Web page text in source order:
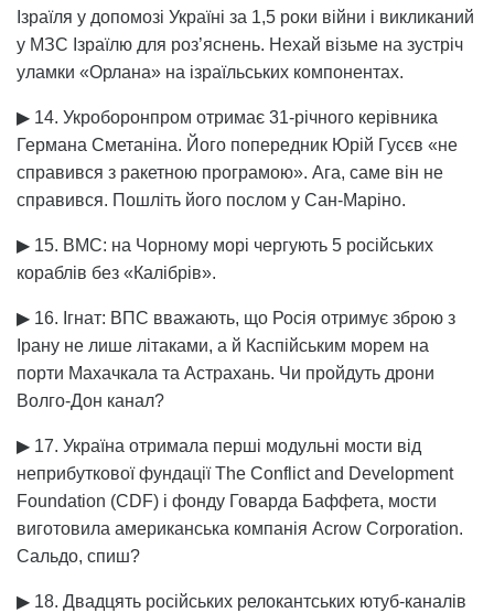
Ізраїля у допомозі Україні за 1,5 роки війни і викликаний
у МЗС Ізраїлю для роз’яснень. Нехай візьме на зустріч
уламки «Орлана» на ізраїльських компонентах.
▶ 14. Укроборонпром отримає 31-річного керівника
Германа Сметаніна. Його попередник Юрій Гусєв «не
справився з ракетною програмою». Ага, саме він не
справився. Пошліть його послом у Сан-Маріно.
▶ 15. ВМС: на Чорному морі чергують 5 російських
кораблів без «Калібрів».
▶ 16. Ігнат: ВПС вважають, що Росія отримує зброю з
Ірану не лише літаками, а й Каспійським морем на
порти Махачкала та Астрахань. Чи пройдуть дрони
Волго-Дон канал?
▶ 17. Україна отримала перші модульні мости від
неприбуткової фундації The Conflict and Development
Foundation (CDF) і фонду Говарда Баффета, мости
виготовила американська компанія Acrow Corporation.
Сальдо, спиш?
▶ 18. Двадцять російських релокантських ютуб-каналів